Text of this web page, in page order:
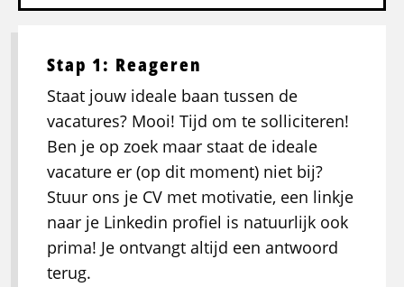
Stap 1: Reageren
Staat jouw ideale baan tussen de
vacatures? Mooi! Tijd om te solliciteren!
Ben je op zoek maar staat de ideale
vacature er (op dit moment) niet bij?
Stuur ons je CV met motivatie, een linkje
naar je Linkedin profiel is natuurlijk ook
prima! Je ontvangt altijd een antwoord
terug.